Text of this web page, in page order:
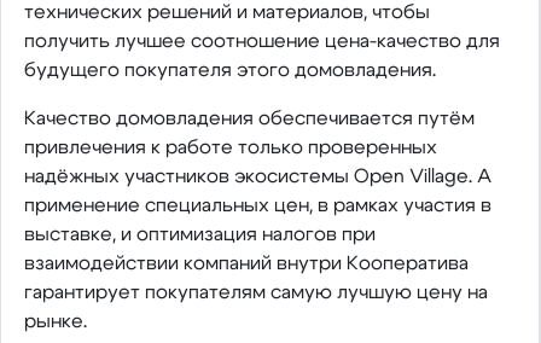
технических решений и материалов, чтобы
получить лучшее соотношение цена-качество для
будущего покупателя этого домовладения.
Качество домовладения обеспечивается путём
привлечения к работе только проверенных
надёжных участников экосистемы Open Village. А
применение специальных цен, в рамках участия в
выставке, и оптимизация налогов при
взаимодействии компаний внутри Кооператива
гарантирует покупателям самую лучшую цену на
рынке.